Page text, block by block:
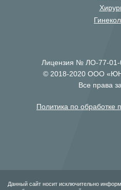
Лицензия № ЛО-77-01-
© 2018-2020 ООО
Все права
Политика по обработке
Данный сайт носит исключительно